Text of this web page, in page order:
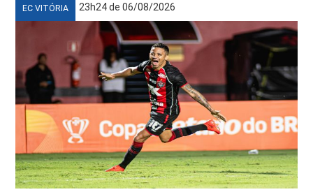
EC VITÓRIA 23h24 de 06/08/2026